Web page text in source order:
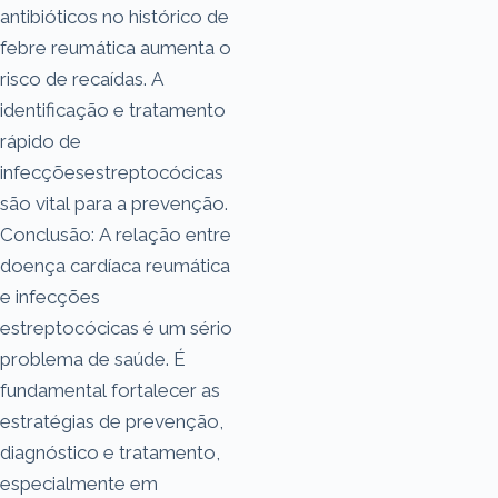
antibióticos no histórico de
febre reumática aumenta o
risco de recaídas. A
identificação e tratamento
rápido de
infecçõesestreptocócicas
são vital para a prevenção.
Conclusão: A relação entre
doença cardíaca reumática
e infecções
estreptocócicas é um sério
problema de saúde. É
fundamental fortalecer as
estratégias de prevenção,
diagnóstico e tratamento,
especialmente em